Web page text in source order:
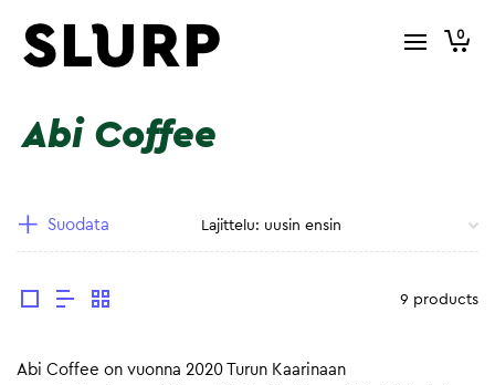
0
Abi Coffee
Suodata
9 products
Abi Coffee on vuonna 2020 Turun Kaarinaan